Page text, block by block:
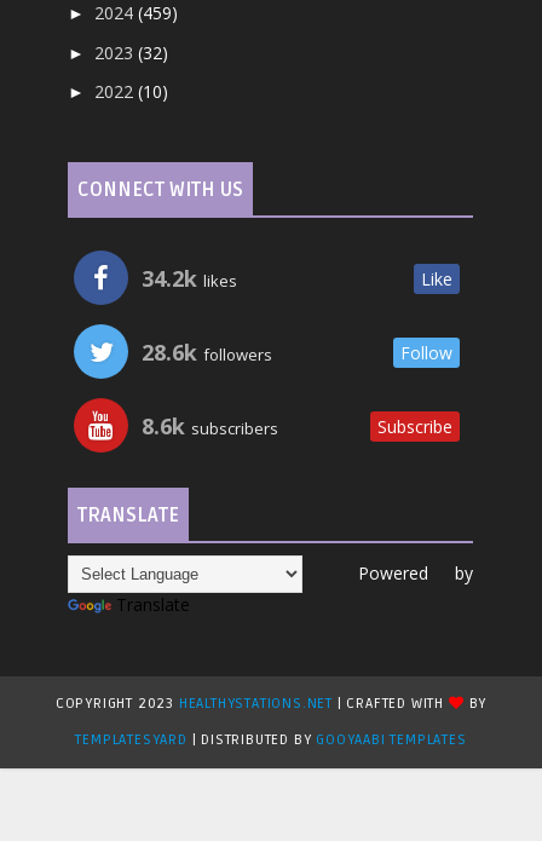
► 2024(459)
► 2023(32)
► 2022(10)
CONNECT WITH US
34.2k likes Like
28.6k followers Follow
8.6k subscribers Subscribe
TRANSLATE
Powered by
Translate
COPYRIGHT 2023 HEALTHYSTATIONS.NET | CRAFTED WITH
BY
TEMPLATESYARD
| DISTRIBUTED BY GOOYAABI TEMPLATES